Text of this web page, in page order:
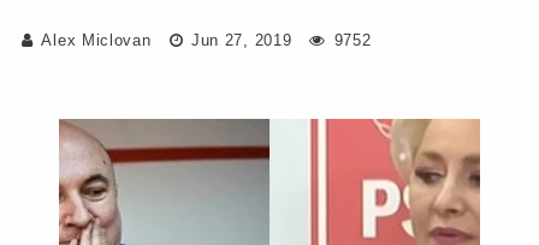
Alex Miclovan Jun 27, 2019 9752